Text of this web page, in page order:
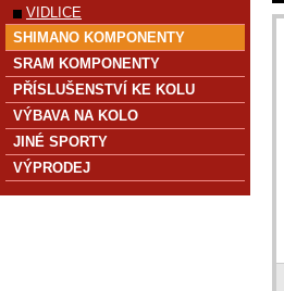
VIDLICE
SHIMANO KOMPONENTY
SRAM KOMPONENTY
PŘÍSLUŠENSTVÍ KE KOLU
VÝBAVA NA KOLO
JINÉ SPORTY
VÝPRODEJ